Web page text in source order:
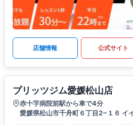
店舗情報 公式サイト
プリッツジム愛媛松山店
赤十字病院前駅から車で4分
愛媛県松山市千舟町６丁目2−１６ イ